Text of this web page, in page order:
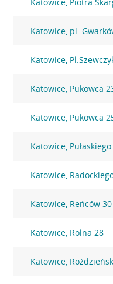
Katowice, pl.
Katowice,
Katowice, Pukowca
Katowice, Pukowca
Katowice,
Katowice,
Katowice, Reńców 30
Katowice, Rolna 28
Katowice,